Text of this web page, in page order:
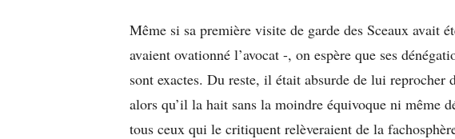
Même si sa première visite de garde des Sceaux avait
avaient ovationné l’avocat -, on espère que ses
sont exactes. Du reste, il était absurde de lui reprocher
alors qu’il la hait sans la moindre équivoque ni même
tous ceux qui le critiquent relèveraient de la